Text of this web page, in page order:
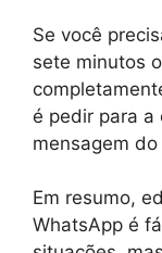
Se você
sete minutos
é pedir para a
mensagem
Em resumo,
WhatsApp é